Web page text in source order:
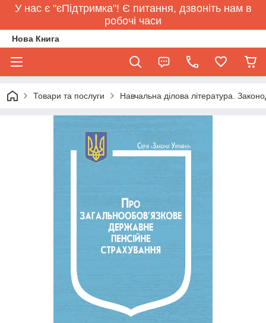
У нас є "єПідтримка"! Є питання, дзвоніть нам в
робочі часи
Нова Книга
Товари та послуги Навчальна ділова література.